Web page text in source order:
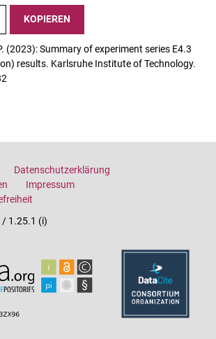
KOPIEREN
(2023): Summary of experiment series E4.3
results. Karlsruhe Institute of Technology.
Datenschutzerklärung
Impressum
1.25.1 (i)